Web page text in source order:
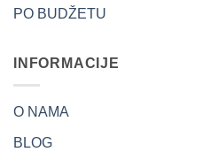
PO BUDŽETU
INFORMACIJE
O NAMA
BLOG